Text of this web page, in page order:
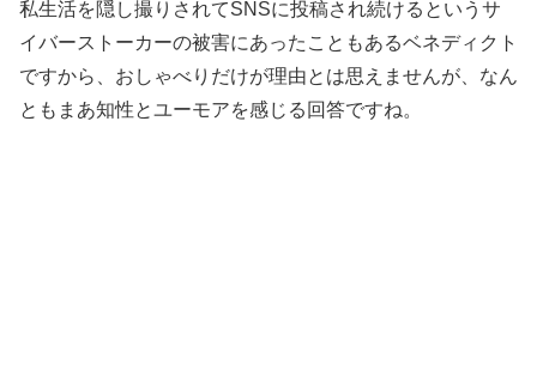
私生活を隠し撮りされてSNSに投稿され続けるというサ
イバーストーカーの被害にあったこともあるベネディクト
ですから、おしゃべりだけが理由とは思えませんが、なん
ともまあ知性とユーモアを感じる回答ですね。